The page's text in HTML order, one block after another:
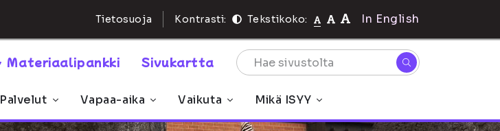
Tietosuoja Kontrasti: Tekstikoko: In English
Materiaalipankki Sivukartta
Palvelut Vapaa-aika Vaikuta Mikä ISYY